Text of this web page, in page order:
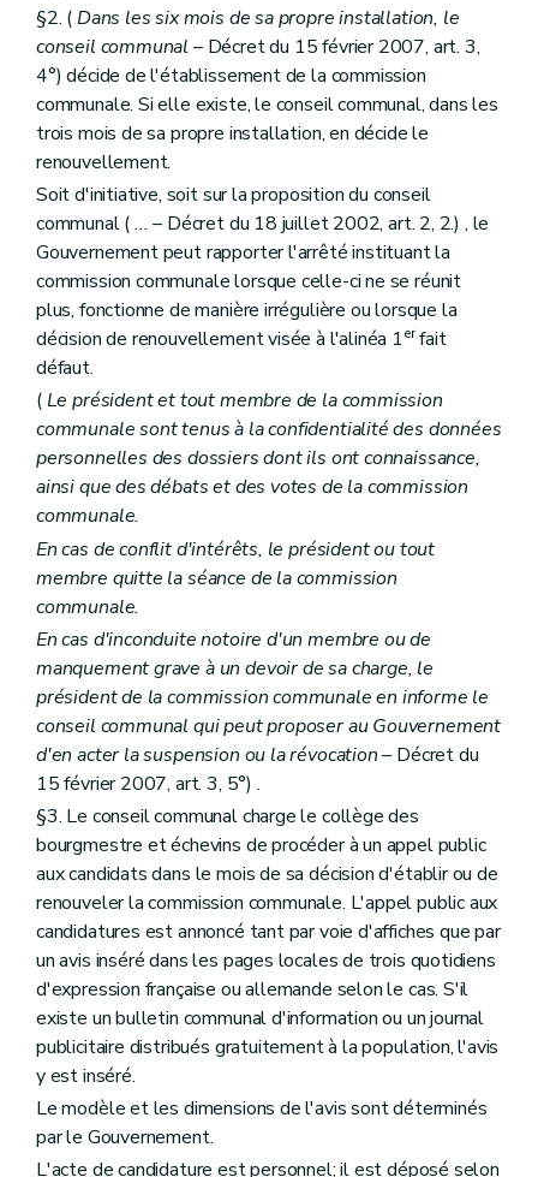
Art. 190
Art. 191
Titre II De la protection, de la prévention, de la restauration
Chapitre premier Des mesures de protection
Section première De l'inventaire
Art. 192
Section 2
Art. 193
Art. 194
Art. 195
Section 3 Du classement
Art. 196
Art. 197
Art. 198
Art. 199
Art. 202
Art. 203
Art. 204
Section 4 Du retrait des mesures de protection
Art. 205
Section 5
Art. 206
Art. 207
Art. 208
Section 6
Art. 209
Section 7
Des écussons et des panneaux
Art. 210
Chapitre II Des mesures de prévention et de restauration
Section première Des dispositions générales
Art. 211
Section 2 De la prévention
Sous-section première
Art. 212
Sous-section 2 De l'étude préalable
Art. 213
Sous-section 3 De la maintenance
Art. 214
Section 3 De la restauration
Art. 215
Art. 216
Section 4 De l'Institut du patrimoine wallon
Sous-section première Création
Art. 217
Art. 219
Art. 220
Art. 220
bis
§2. (Dans les six mois de sa propre installation, le
conseil communal – Décret du 15 février 2007, art. 3,
4°) décide de l'établissement de la commission
communale. Si elle existe, le conseil communal, dans les
trois mois de sa propre installation, en décide le
renouvellement.
Soit d'initiative, soit sur la proposition du conseil
communal (...– Décret du 18 juillet 2002, art. 2, 2.) , le
Gouvernement peut rapporter l'arrêté instituant la
commission communale lorsque celle-ci ne se réunit
plus, fonctionne de manière irrégulière ou lorsque la
décision de renouvellement visée à l'alinéa 1erfait
défaut.
(Le président et tout membre de la commission
communale sont tenus à la confidentialité des données
personnelles des dossiers dont ils ont connaissance,
ainsi que des débats et des votes de la commission
communale.
En cas de conflit d'intérêts, le président ou tout
membre quitte la séance de la commission
communale.
En cas d'inconduite notoire d'un membre ou de
manquement grave à un devoir de sa charge, le
président de la commission communale en informe le
conseil communal qui peut proposer au Gouvernement
d'en acter la suspension ou la révocation– Décret du
15 février 2007, art. 3, 5°) .
§3. Le conseil communal charge le collège des
bourgmestre et échevins de procéder à un appel public
aux candidats dans le mois de sa décision d'établir ou de
renouveler la commission communale. L'appel public aux
candidatures est annoncé tant par voie d'affiches que par
un avis inséré dans les pages locales de trois quotidiens
d'expression française ou allemande selon le cas. S'il
existe un bulletin communal d'information ou un journal
publicitaire distribués gratuitement à la population, l'avis
y est inséré.
Le modèle et les dimensions de l'avis sont déterminés
par le Gouvernement.
L'acte de candidature est personnel; il est déposé selon